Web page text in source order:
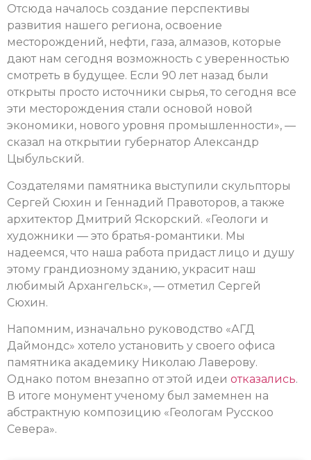
Отсюда началось создание перспективы
развития нашего региона, освоение
месторождений, нефти, газа, алмазов, которые
дают нам сегодня возможность с уверенностью
смотреть в будущее. Если 90 лет назад были
открыты просто источники сырья, то сегодня все
эти месторождения стали основой новой
экономики, нового уровня промышленности», —
сказал на открытии губернатор Александр
Цыбульский.
Создателями памятника выступили скульпторы
Сергей Сюхин и Геннадий Правоторов, а также
архитектор Дмитрий Яскорский. «Геологи и
художники — это братья-романтики. Мы
надеемся, что наша работа придаст лицо и душу
этому грандиозному зданию, украсит наш
любимый Архангельск», — отметил Сергей
Сюхин.
Напомним, изначально руководство «АГД
Даймондс» хотело установить у своего офиса
памятника академику Николаю Лаверову.
Однако потом внезапно от этой идеи отказались.
В итоге монумент ученому был замемнен на
абстрактную композицию «Геологам Русскоо
Севера».